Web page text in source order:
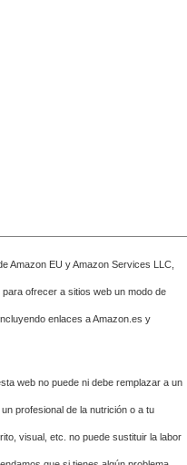
Amazon EU y Amazon Services LLC,
ofrecer a sitios web un modo de
enlaces a Amazon.es y
web no puede ni debe remplazar a un
profesional de la nutrición o a tu
visual, etc. no puede sustituir la labor